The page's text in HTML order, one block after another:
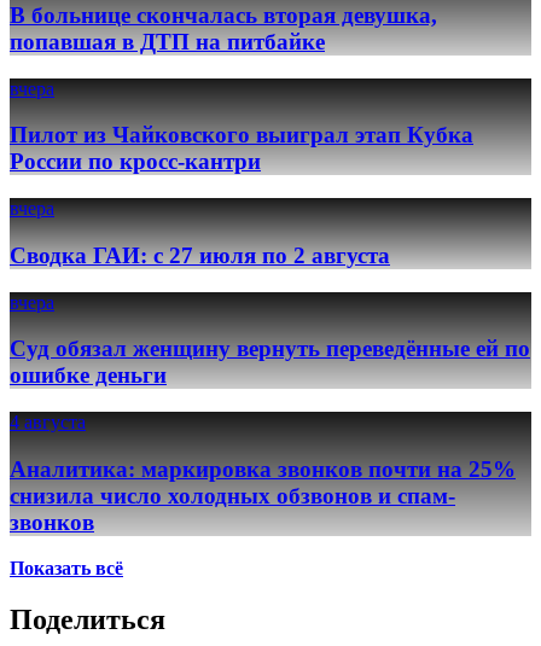
В больнице скончалась вторая девушка,
попавшая в ДТП на питбайке
вчера
Пилот из Чайковского выиграл этап Кубка
России по кросс-кантри
вчера
Сводка ГАИ: с 27 июля по 2 августа
вчера
Суд обязал женщину вернуть переведённые ей по
ошибке деньги
4 августа
Аналитика: маркировка звонков почти на 25%
снизила число холодных обзвонов и спам-
звонков
Показать всё
Поделиться